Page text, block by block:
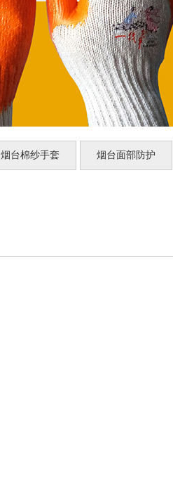
烟台棉纱手套 烟台面部防护